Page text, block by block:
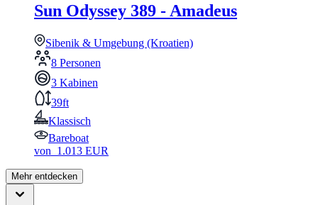
Sun Odyssey 389 - Amadeus
Sibenik & Umgebung (Kroatien)
8 Personen
3 Kabinen
39ft
Klassisch
Bareboat
von 1.013 EUR
Mehr entdecken